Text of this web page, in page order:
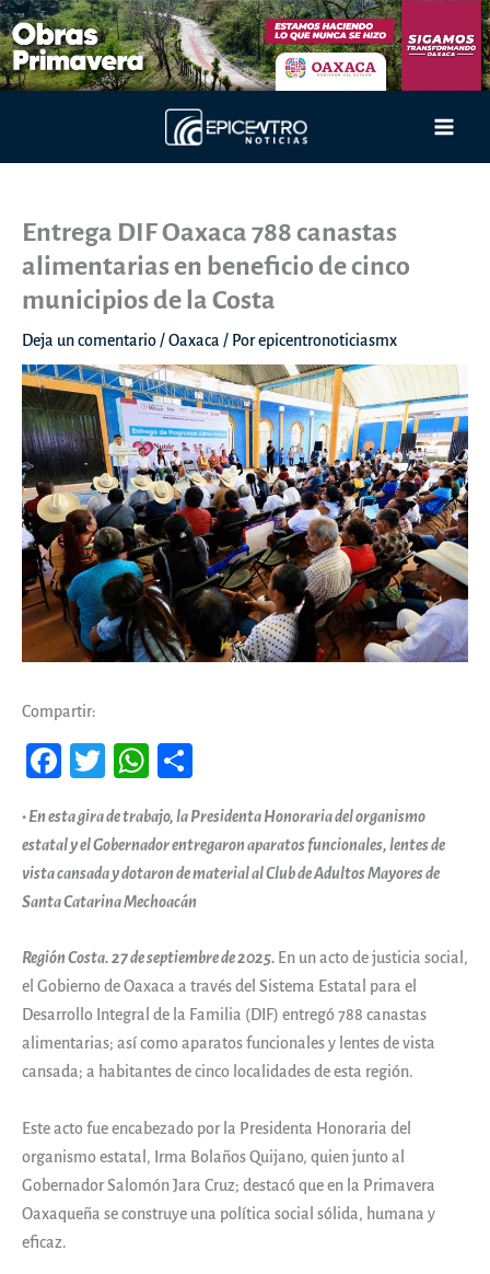
Ir
al
contenido
Entrega DIF Oaxaca 788 canastas
alimentarias en beneficio de cinco
municipios de la Costa
Deja un comentario/Oaxaca / Porepicentronoticiasmx
Compartir:
Fa
b
oo
k
T
tt
er
W
ts
A
pp
pa
rti
r
•⁠ ⁠En esta gira de trabajo, la Presidenta Honoraria del organismo
estatal y el Gobernador entregaron aparatos funcionales, lentes de
vista cansada y dotaron de material al Club de Adultos Mayores de
Santa Catarina Mechoacán
Región Costa. 27 de septiembre de 2025. En un acto de justicia social,
el Gobierno de Oaxaca a través del Sistema Estatal para el
Desarrollo Integral de la Familia (DIF) entregó 788 canastas
alimentarias; así como aparatos funcionales y lentes de vista
cansada; a habitantes de cinco localidades de esta región.
Este acto fue encabezado por la Presidenta Honoraria del
organismo estatal, Irma Bolaños Quijano, quien junto al
Gobernador Salomón Jara Cruz; destacó que en la Primavera
Oaxaqueña se construye una política social sólida, humana y
eficaz.